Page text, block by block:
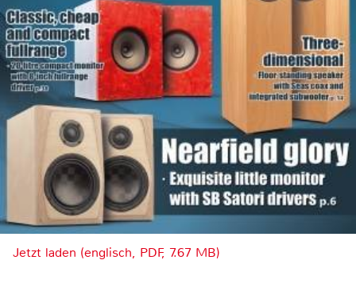
Jetzt laden (englisch, PDF, 7.67 MB)